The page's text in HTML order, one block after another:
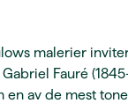
malerier
Fauré
en av de mest